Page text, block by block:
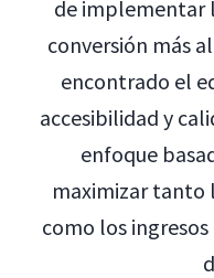
de implementar
conversión más
encontrado el
accesibilidad y
enfoque
maximizar tanto
como los